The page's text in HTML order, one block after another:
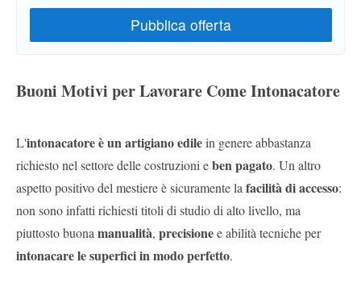
Buoni Motivi per Lavorare Come Intonacatore
L'intonacatore è un artigiano edilein genere abbastanza
richiesto nel settore delle costruzioni eben pagato. Un altro
aspetto positivo del mestiere è sicuramente la facilità di accesso:
non sono infatti richiesti titoli di studio di alto livello, ma
piuttosto buona manualità, precisionee abilità tecniche per
intonacare le superfici in modo perfetto.